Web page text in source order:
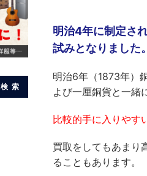
明治4年に制定さ
試みとなりました。
明治6年（1873年）
よび一厘銅貨と一緒
比較的手に入りやす
買取をしてもあまり
ることもあります。
検索